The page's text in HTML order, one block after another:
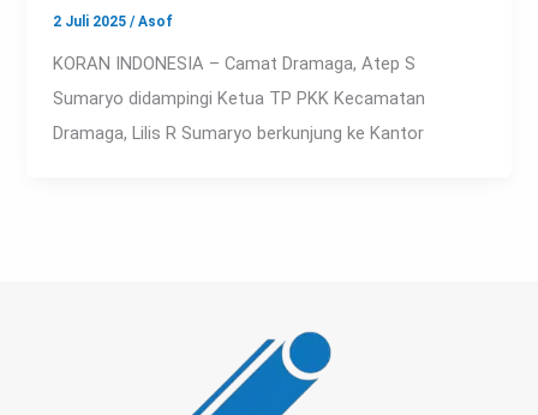
2 Juli 2025/Asof
KORAN INDONESIA – Camat Dramaga, Atep S
Sumaryo didampingi Ketua TP PKK Kecamatan
Dramaga, Lilis R Sumaryo berkunjung ke Kantor